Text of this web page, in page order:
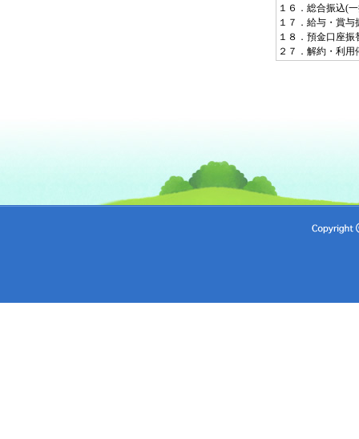
１６． 総合振込(
１７． 給与・賞与
１８． 預金口座振
２７． 解約・利用